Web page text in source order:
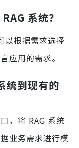
系统？
以根据需求选择
应用的需求。
统到现有的
，将 RAG 系统
业务需求进行模